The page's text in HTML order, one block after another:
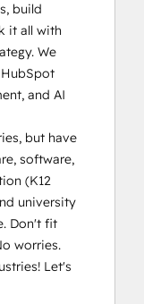
and
and
II
build
it all with
We
and AI
but have
software,
(K12
university
Don't fit
worries.
Let's